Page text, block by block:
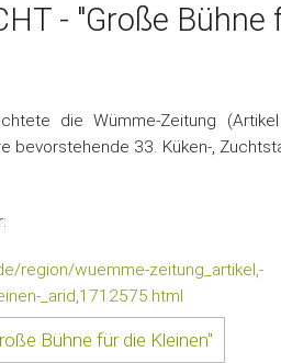
- "Große Bühne
die Wümme-Zeitung
bevorstehende 33. Küken-,
region/wuemme-zeitung_artikel,-
_arid,1712575.html
Bühne für die Kleinen"